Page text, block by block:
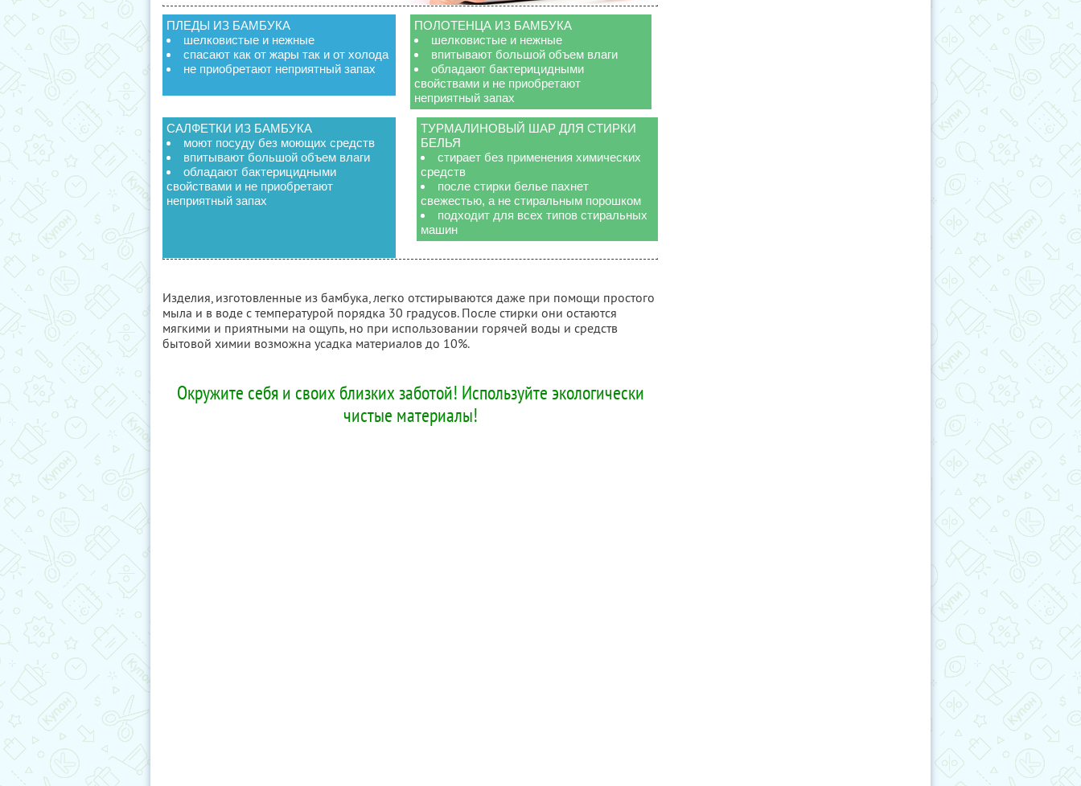
ПЛЕДЫ ИЗ БАМБУКА
шелковистые и нежные
спасают как от жары так и от холода
не приобретают неприятный запах
ПОЛОТЕНЦА ИЗ БАМБУКА
шелковистые и нежные
впитывают большой объем влаги
обладают бактерицидными
свойствами и не приобретают
неприятный запах
САЛФЕТКИ ИЗ БАМБУКА
моют посуду без моющих средств
впитывают большой объем влаги
обладают бактерицидными
свойствами и не приобретают
неприятный запах
ТУРМАЛИНОВЫЙ ШАР ДЛЯ СТИРКИ
БЕЛЬЯ
стирает без применения химических
средств
после стирки белье пахнет
свежестью, а не стиральным порошком
подходит для всех типов стиральных
машин
Изделия, изготовленные из бамбука, легко отстирываются даже при помощи простого
мыла и в воде с температурой порядка 30 градусов. После стирки они остаются
мягкими и приятными на ощупь, но при использовании горячей воды и средств
бытовой химии возможна усадка материалов до 10%.
Окружите себя и своих близких заботой! Используйте экологически
чистые материалы!